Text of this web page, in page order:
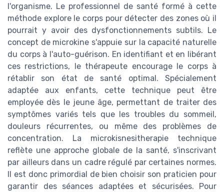
l'organisme. Le professionnel de santé formé à cette
méthode explore le corps pour détecter des zones où il
pourrait y avoir des dysfonctionnements subtils. Le
concept de microkine s'appuie sur la capacité naturelle
du corps à l'auto-guérison. En identifiant et en libérant
ces restrictions, le thérapeute encourage le corps à
rétablir son état de santé optimal. Spécialement
adaptée aux enfants, cette technique peut être
employée dès le jeune âge, permettant de traiter des
symptômes variés tels que les troubles du sommeil,
douleurs récurrentes, ou même des problèmes de
concentration. La microkisnesitherapie technique
reflète une approche globale de la santé, s'inscrivant
par ailleurs dans un cadre régulé par certaines normes.
Il est donc primordial de bien choisir son praticien pour
garantir des séances adaptées et sécurisées. Pour